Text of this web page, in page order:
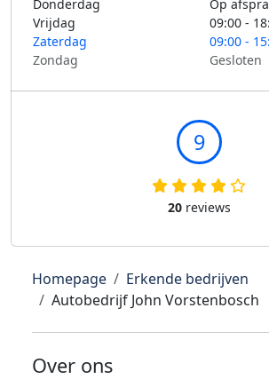
Donderdag
Op
Vrijdag
09:00 -
Zaterdag
09:00 -
Zondag
Gesloten
9
20reviews
Homepage
Erkende bedrijven
Autobedrijf John Vorstenbosch
Over ons